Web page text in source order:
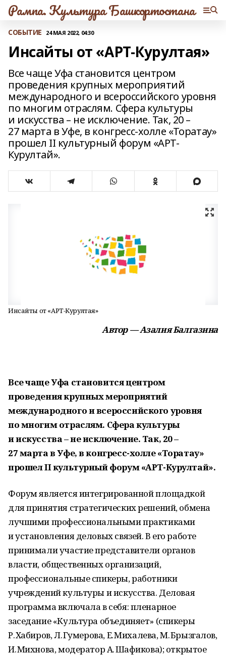
Рампа. Культура Башкортостана
СОБЫТИЕ 24 МАЯ 2022, 04:30
Инсайты от «АРТ-Курултая»
Все чаще Уфа становится центром
проведения крупных мероприятий
международного и всероссийского уровня
по многим отраслям. Сфера культуры
и искусства – не исключение. Так, 20 –
27 марта в Уфе, в конгресс-холле «Торатау»
прошел II культурный форум «АРТ-
Курултай».
Инсайты от «АРТ-Курултая»
Автор — Азалия Балгазина
Все чаще Уфа становится центром
проведения крупных мероприятий
международного и всероссийского уровня
по многим отраслям. Сфера культуры
и искусства – не исключение. Так, 20 –
27 марта в Уфе, в конгресс-холле «Торатау»
прошел II культурный форум «АРТ-Курултай».
Форум является интегрированной площадкой
для принятия стратегических решений, обмена
лучшими профессиональными практиками
и установления деловых связей. В его работе
принимали участие представители органов
власти, общественных организаций,
профессиональные спикеры, работники
учреждений культуры и искусства. Деловая
программа включала в себя: пленарное
заседание «Культура объединяет» (спикеры
Р. Хабиров, Л. Гумерова, Е. Михалева, М. Брызгалов,
И. Михнова, модератор А. Шафикова); открытое